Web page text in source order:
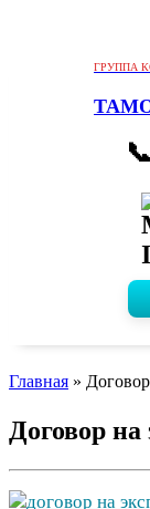
ГРУППА
Главная »
Договор